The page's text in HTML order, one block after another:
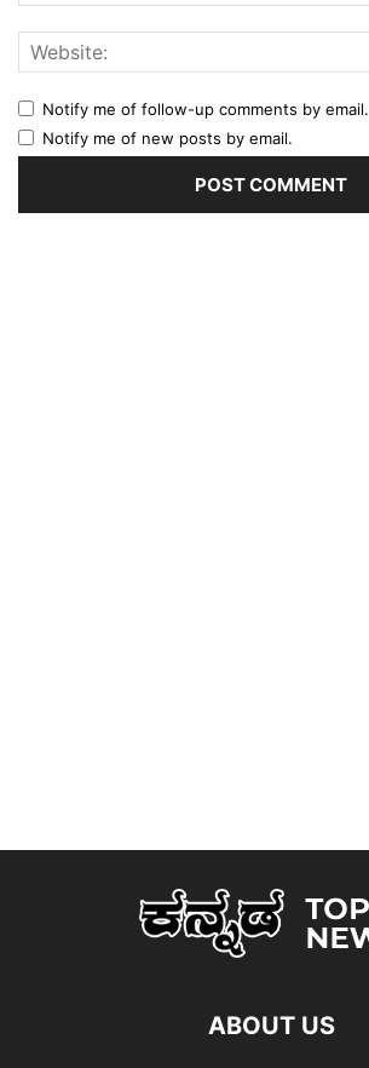
Notify me of follow-up comments by email.
Notify me of new posts by email.
ABOUT US